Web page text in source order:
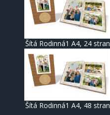
Šítá Rodinná1 A4, 24 stran
Šítá Rodinná1 A4, 48 stran